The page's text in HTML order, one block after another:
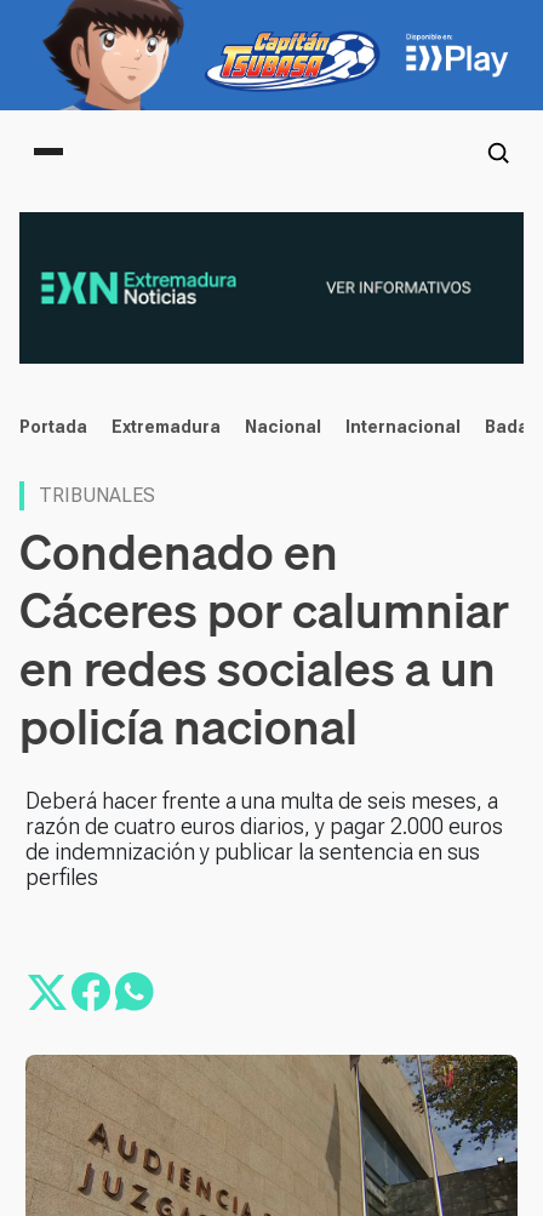
Main menu
noticias
Portada Extremadura Nacional Internacional
TRIBUNALES
Condenado en
Cáceres por calumniar
en redes sociales a un
policía nacional
Deberá hacer frente a una multa de seis meses, a
razón de cuatro euros diarios, y pagar 2.000 euros
de indemnización y publicar la sentencia en sus
perfiles